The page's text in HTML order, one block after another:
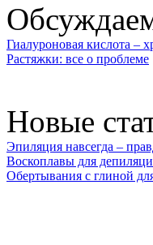
Гиалуроновая кислота –
Растяжки: все о проблеме
Новые
Эпиляция навсегда –
Воскоплавы для
Обертывания с глиной